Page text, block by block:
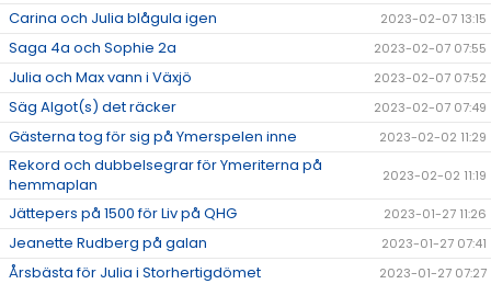
Carina och Julia blågula igen 2023-02-07 13:15
Saga 4a och Sophie 2a 2023-02-07 07:55
Julia och Max vann i Växjö 2023-02-07 07:52
Säg Algot(s) det räcker 2023-02-07 07:49
Gästerna tog för sig på Ymerspelen inne 2023-02-02 11:29
Rekord och dubbelsegrar för Ymeriterna på
hemmaplan
2023-02-02 11:19
Jättepers på 1500 för Liv på QHG 2023-01-27 11:26
Jeanette Rudberg på galan 2023-01-27 07:41
Årsbästa för Julia i Storhertigdömet 2023-01-27 07:27